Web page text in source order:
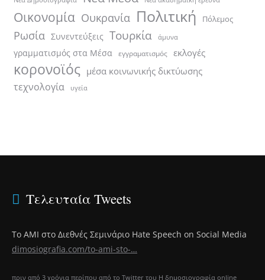
Οικονομία Ουκρανία Πολιτική Πόλεμος
Ρωσία Συνεντεύξεις Τουρκία άμυνα
γραμματισμός στα Μέσα εγγραματισμός εκλογές
κορονοϊός μέσα κοινωνικής δικτύωσης
τεχνολογία υγεία
Τελευταία Tweets
Το ΑΜΙ στο Διεθνές Σεμινάριο Hate Speech on Social Media
dimosiografia.com/to-ami-sto-…
πριν από 3 χρόνια περίπου από το Twitter του Η δημοσιογραφία online